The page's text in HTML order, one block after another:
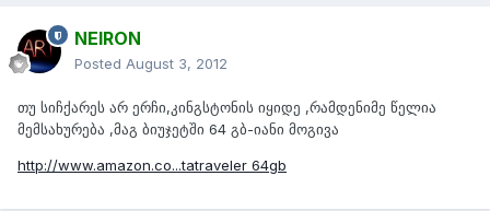
NEIRON
Posted August 3, 2012
თუ სიჩქარეს არ ერჩი,კინგსტონის იყიდე ,რამდენიმე წელია
მემსახურება ,მაგ ბიუჯეტში 64 გბ-იანი მოგივა
http://www.amazon.co...tatraveler 64gb